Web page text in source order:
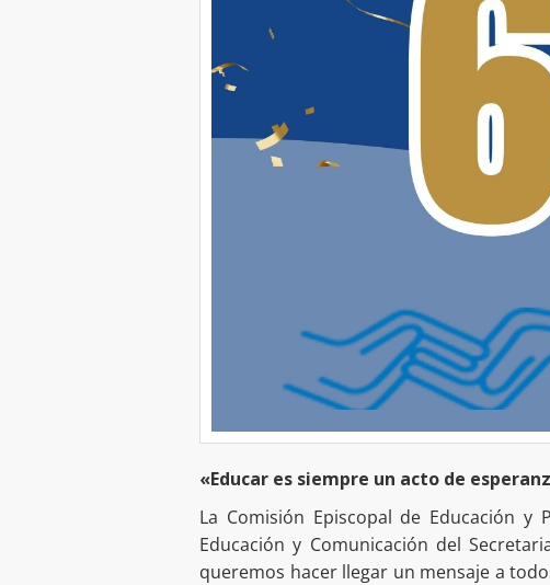
«Educar es siempre un acto de
La Comisión Episcopal de Educación
Educación y Comunicación del
queremos hacer llegar un mensaje a